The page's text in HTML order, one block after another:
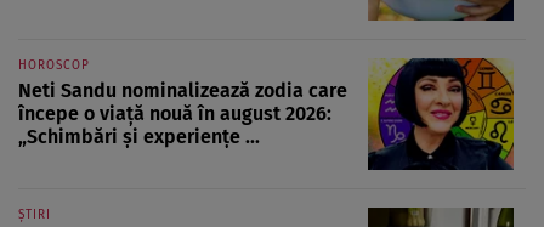
HOROSCOP
Neti Sandu nominalizează zodia care
începe o viață nouă în august 2026:
„Schimbări și experiențe ...
ȘTIRI